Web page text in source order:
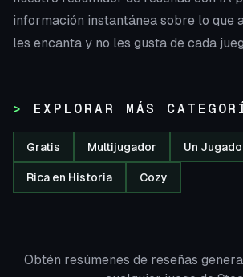
información instantánea sobre lo que
les encanta y no les gusta de cada
EXPLORAR MÁS
Gratis Multijugador Un
Rica en Historia Cozy
Obtén resúmenes de reseñas